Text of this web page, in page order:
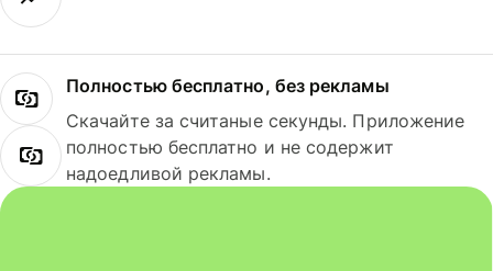
Полностью бесплатно, без рекламы
Скачайте за считаные секунды. Приложение
полностью бесплатно и не содержит
надоедливой рекламы.